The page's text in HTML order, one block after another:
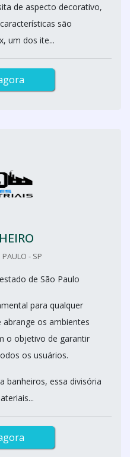
de aspecto decorativo,
são
um dos ite...
- SP
de São Paulo
para qualquer
os ambientes
o objetivo de garantir
os usuários.
banheiros, essa divisória